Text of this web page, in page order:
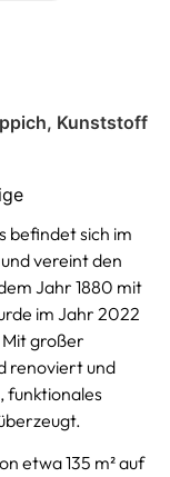
Kunststoff
befindet sich im
vereint den
Jahr 1880 mit
im Jahr 2022
großer
renoviert und
funktionales
etwa 135 m² auf